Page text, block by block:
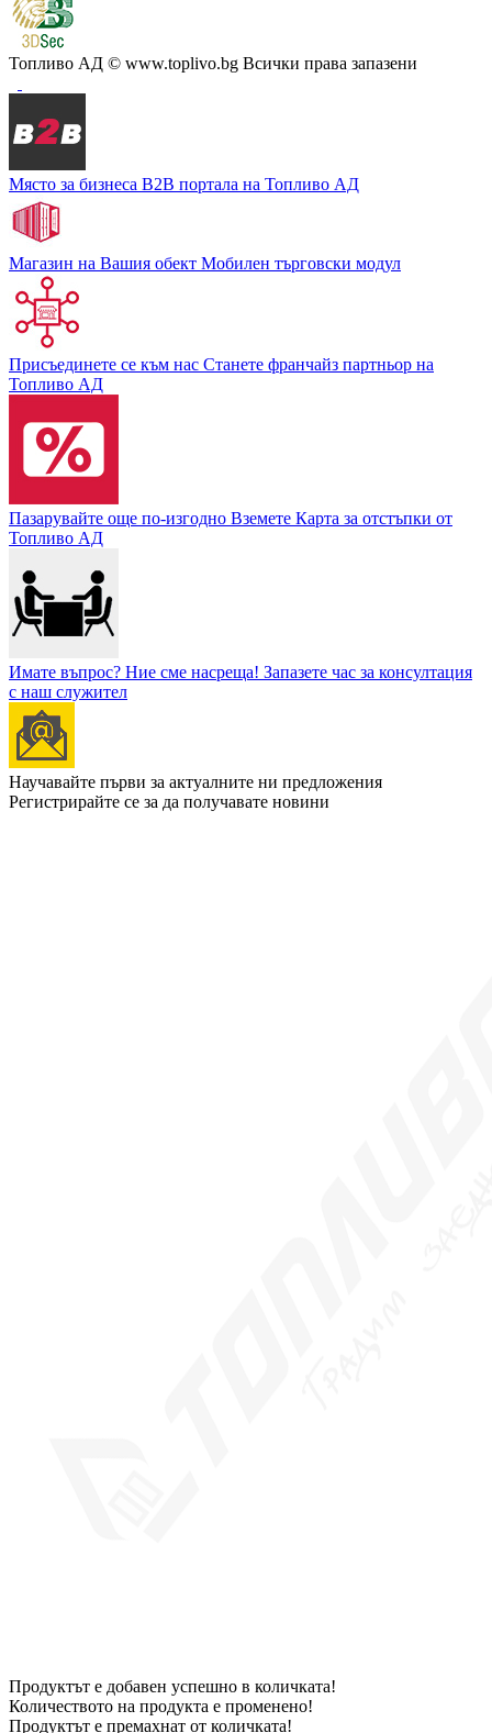
Топливо АД © www.toplivo.bg Всички права запазени
Място за бизнеса В2В портала на Топливо АД
Магазин на Вашия обект Мобилен търговски модул
Присъединете се към нас Станете франчайз партньор на
Топливо АД
Пазарувайте още по-изгодно Вземете Карта за отстъпки от
Топливо АД
Имате въпрос? Ние сме насреща! Запазете час за консултация
с наш служител
Научавайте първи за актуалните ни предложения
Регистрирайте се за да получавате новини
Продуктът е добавен успешно в количката!
Количеството на продукта е променено!
Продуктът е премахнат от количката!